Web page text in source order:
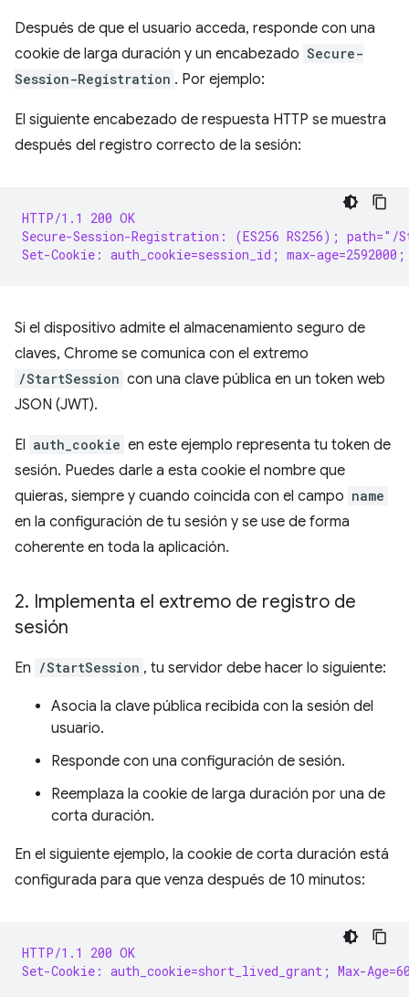
Después de que el usuario acceda, responde con una
cookie de larga duración y un encabezado Secure-
Session-Registration . Por ejemplo:
El siguiente encabezado de respuesta HTTP se muestra
después del registro correcto de la sesión:
HTTP/1.1 200 OK
Secure-Session-Registration: (ES256 RS256); path="/
Set-Cookie: auth_cookie=session_id; max-
Si el dispositivo admite el almacenamiento seguro de
claves, Chrome se comunica con el extremo
/StartSession con una clave pública en un token web
JSON (JWT).
El auth_cookie en este ejemplo representa tu token de
sesión. Puedes darle a esta cookie el nombre que
quieras, siempre y cuando coincida con el campo name
en la configuración de tu sesión y se use de forma
coherente en toda la aplicación.
2. Implementa el extremo de registro de
sesión
En /StartSession , tu servidor debe hacer lo siguiente:
Asocia la clave pública recibida con la sesión del
usuario.
Responde con una configuración de sesión.
Reemplaza la cookie de larga duración por una de
corta duración.
En el siguiente ejemplo, la cookie de corta duración está
configurada para que venza después de 10 minutos:
HTTP/1.1 200 OK
Set-Cookie: auth_cookie=short_lived_grant; Max-